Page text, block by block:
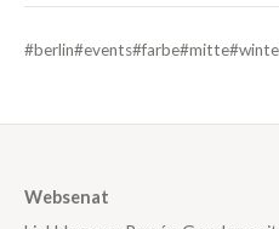
#berlin#events#farbe#mitte
Websenat